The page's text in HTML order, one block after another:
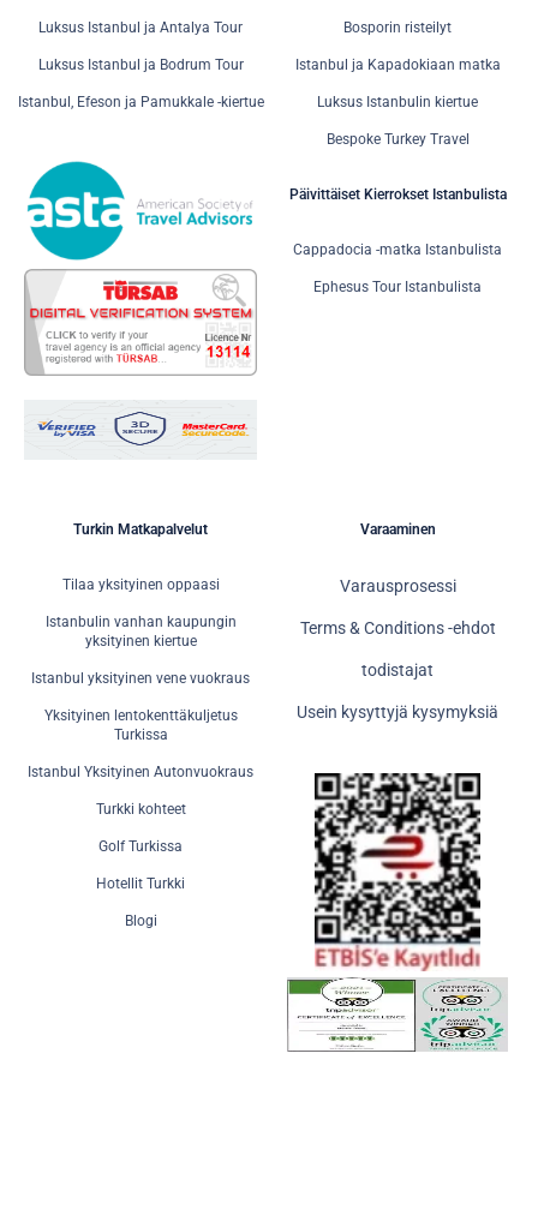
Luksus Istanbul ja Antalya Tour
Luksus Istanbul ja Bodrum Tour
Istanbul, Efeson ja Pamukkale -kiertue
Bosporin risteilyt
Istanbul ja Kapadokiaan matka
Luksus Istanbulin kiertue
Bespoke Turkey Travel
Päivittäiset Kierrokset Istanbulista
Cappadocia -matka Istanbulista
Ephesus Tour Istanbulista
Turkin Matkapalvelut
Tilaa yksityinen oppaasi
Istanbulin vanhan kaupungin
yksityinen kiertue
Istanbul yksityinen vene vuokraus
Yksityinen lentokenttäkuljetus
Turkissa
Istanbul Yksityinen Autonvuokraus
Turkki kohteet
Golf Turkissa
Hotellit Turkki
Blogi
Varaaminen
Varausprosessi
Terms & Conditions -ehdot
todistajat
Usein kysyttyjä kysymyksiä